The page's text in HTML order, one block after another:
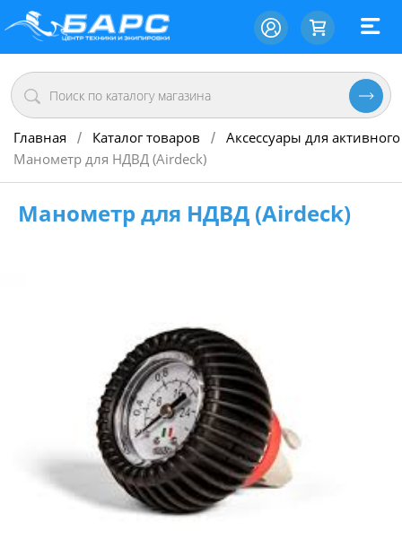
Главная / Каталог товаров / Аксессуары для
Манометр для НДВД (Airdeck)
Манометр для НДВД (Airdeck)